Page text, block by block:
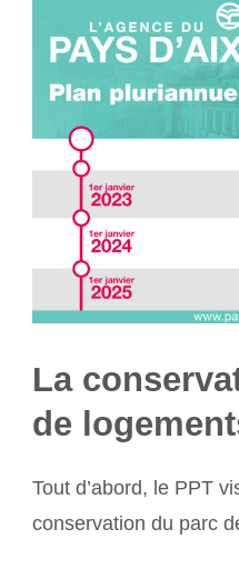
La
de
Tout d’abord, le PPT
conservation du parc